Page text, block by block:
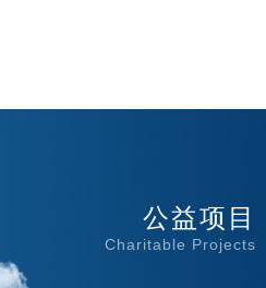
公益项目
Charitable Projects